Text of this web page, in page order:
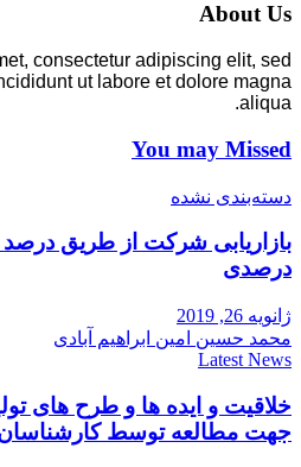
About Us
consectetur adipiscing elit, sed
ut labore et dolore magna
aliqua.
You may Missed
دسته‌بندی نشده
بازاریابی شرکت از طریق
درصدی
ژانویه 26, 2019
محمد حسین امین ابراهیم آبادی
Latest News
خلاقیت و ایده ها و طرح های
جهت مطالعه توسط